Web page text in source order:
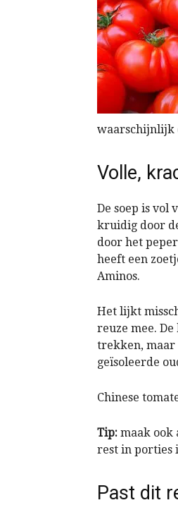
waarschijnlijk
Volle,
De soep is vol
kruidig door
door het
heeft een
Aminos.
Het lijkt
reuze mee.
trekken, maar
geïsoleerde
Chinese
Tip: maak ook
rest in porties
Past dit